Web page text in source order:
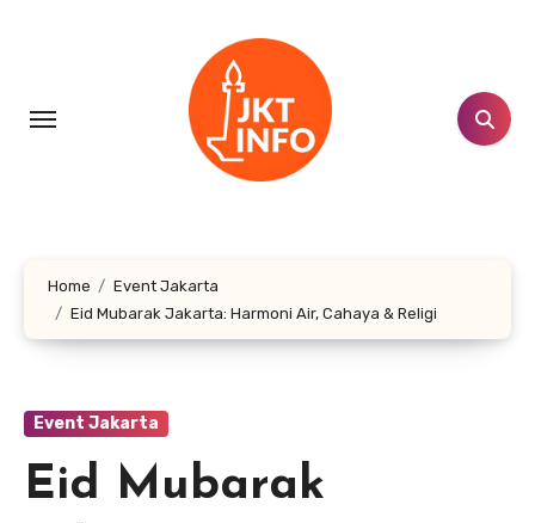
Home
Event Jakarta
Eid Mubarak Jakarta: Harmoni Air, Cahaya & Religi
Event Jakarta
Eid Mubarak